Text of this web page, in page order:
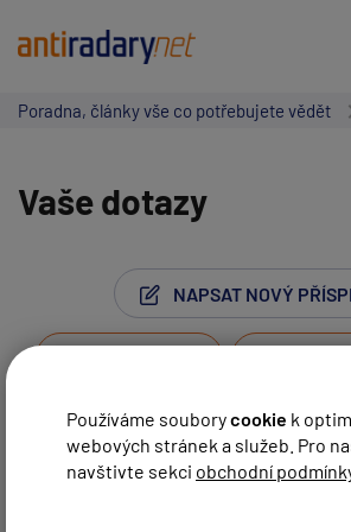
Používáme souborycookie k
webových stránek a služeb. Pro
navštivte sekci obchodní
Poradna, články vše co potřebujete vědět
Vaše dotazy
NAPSAT NOVÝ
Stránka: 1 2 3 4